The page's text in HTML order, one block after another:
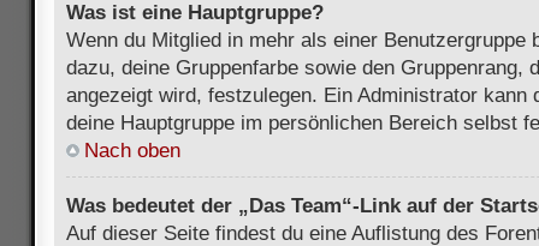
Was ist eine Hauptgruppe?
Wenn du Mitglied in mehr als einer Benutzergruppe
dazu, deine Gruppenfarbe sowie den Gruppenrang,
angezeigt wird, festzulegen. Ein Administrator kann
deine Hauptgruppe im persönlichen Bereich selbst
Nach oben
Was bedeutet der „Das Team“-Link auf der
Auf dieser Seite findest du eine Auflistung des